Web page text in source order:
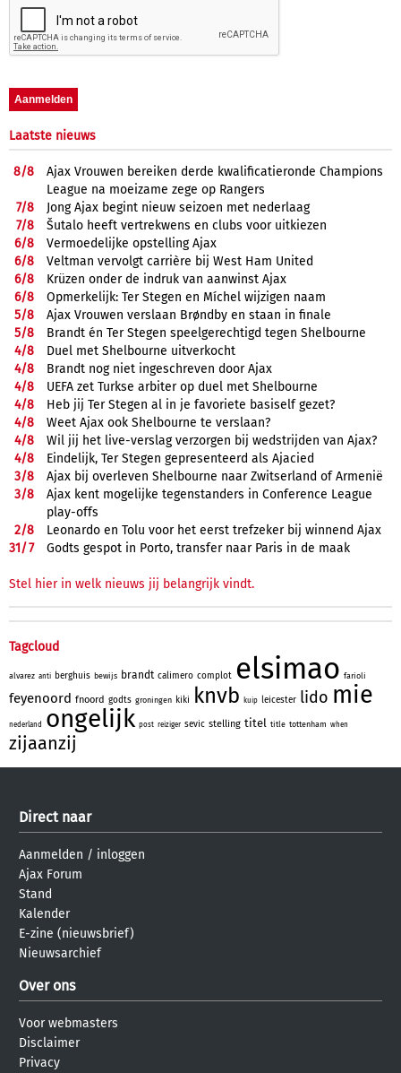
Laatste nieuws
8/8
Ajax Vrouwen bereiken derde kwalificatieronde Champions
League na moeizame zege op Rangers
7/8
Jong Ajax begint nieuw seizoen met nederlaag
7/8
Šutalo heeft vertrekwens en clubs voor uitkiezen
6/8
Vermoedelijke opstelling Ajax
6/8
Veltman vervolgt carrière bij West Ham United
6/8
Krüzen onder de indruk van aanwinst Ajax
6/8
Opmerkelijk: Ter Stegen en Míchel wijzigen naam
5/8
Ajax Vrouwen verslaan Brøndby en staan in finale
5/8
Brandt én Ter Stegen speelgerechtigd tegen Shelbourne
4/8
Duel met Shelbourne uitverkocht
4/8
Brandt nog niet ingeschreven door Ajax
4/8
UEFA zet Turkse arbiter op duel met Shelbourne
4/8
Heb jij Ter Stegen al in je favoriete basiself gezet?
4/8
Weet Ajax ook Shelbourne te verslaan?
4/8
Wil jij het live-verslag verzorgen bij wedstrijden van Ajax?
4/8
Eindelijk, Ter Stegen gepresenteerd als Ajacied
3/8
Ajax bij overleven Shelbourne naar Zwitserland of Armenië
3/8
Ajax kent mogelijke tegenstanders in Conference League
play-offs
2/8
Leonardo en Tolu voor het eerst trefzeker bij winnend Ajax
31/7 Godts gespot in Porto, transfer naar Paris in de maak
Stel hier in welk nieuws jij belangrijk vindt.
Tagcloud
alvarez anti berghuis bewijs brandt calimero complot elsimao farioli
feyenoord fnoord godts groningen kiki knvb kuip leicester lido mie
nederland ongelijk post reiziger sevic stelling titel title tottenham when
zijaanzij
Direct naar
Aanmelden / inloggen
Ajax Forum
Stand
Kalender
E-zine (nieuwsbrief)
Nieuwsarchief
Over ons
Voor webmasters
Disclaimer
Privacy